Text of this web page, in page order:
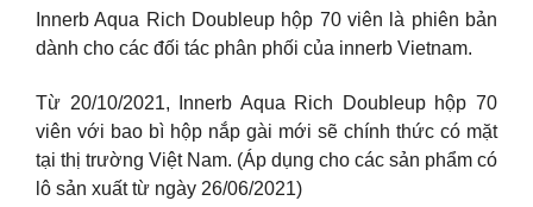
Innerb Aqua Rich Doubleup hộp 70 viên là phiên bản
dành cho các đối tác phân phối của innerb Vietnam.
Từ 20/10/2021, Innerb Aqua Rich Doubleup hộp 70
viên với bao bì hộp nắp gài mới sẽ chính thức có mặt
tại thị trường Việt Nam. (Áp dụng cho các sản phẩm có
lô sản xuất từ ngày 26/06/2021)